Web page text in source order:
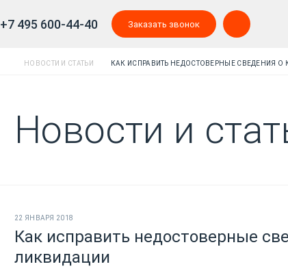
+7 495 600-44-40 Заказать звонок
НОВОСТИ И СТАТЬИ КАК ИСПРАВИТЬ НЕДОСТОВЕРНЫЕ СВЕДЕНИЯ
Новости и
22 ЯНВАРЯ 2018
Как исправить недостоверные
ликвидации